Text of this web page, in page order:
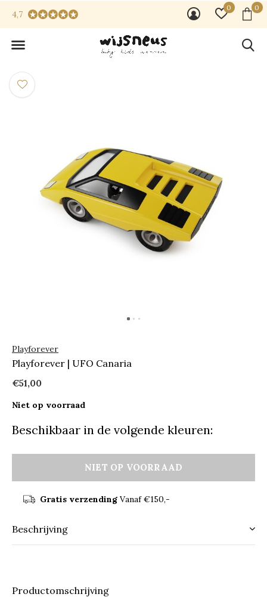
0 0
4,7
Playforever
Playforever | UFO Canaria
€51,00
Niet op voorraad
Beschikbaar in de volgende kleuren:
NIET OP VOORRAAD
Gratis verzendingVanaf €150,-
Beschrijving
Productomschrijving